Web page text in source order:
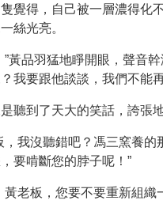
覺得，自己被一層濃得化
絲光亮。
”黃品羽猛地睜開眼，聲音
我要跟他談談，我們不能
聽到了天大的笑話，誇張
，我沒聽錯吧？馮三窯養的
要啃斷您的脖子呢！”
黃老板，您要不要重新組織